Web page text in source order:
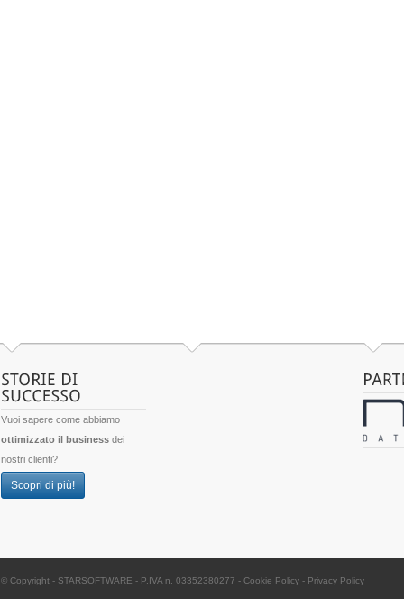
Vuoi sapere come abbiamo
ottimizzato il business dei
nostri clienti?
Scopri di più!
© Copyright - STARSOFTWARE - P.IVA n. 03352380277 - Cookie Policy - Privacy Policy